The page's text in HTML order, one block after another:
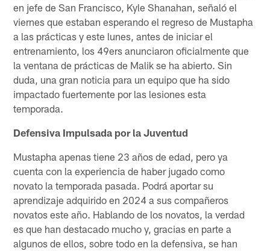
en jefe de San Francisco, Kyle Shanahan, señaló el
viernes que estaban esperando el regreso de Mustapha
a las prácticas y este lunes, antes de iniciar el
entrenamiento, los 49ers anunciaron oficialmente que
la ventana de prácticas de Malik se ha abierto. Sin
duda, una gran noticia para un equipo que ha sido
impactado fuertemente por las lesiones esta
temporada.
Defensiva Impulsada por la Juventud
Mustapha apenas tiene 23 años de edad, pero ya
cuenta con la experiencia de haber jugado como
novato la temporada pasada. Podrá aportar su
aprendizaje adquirido en 2024 a sus compañeros
novatos este año. Hablando de los novatos, la verdad
es que han destacado mucho y, gracias en parte a
algunos de ellos, sobre todo en la defensiva, se han